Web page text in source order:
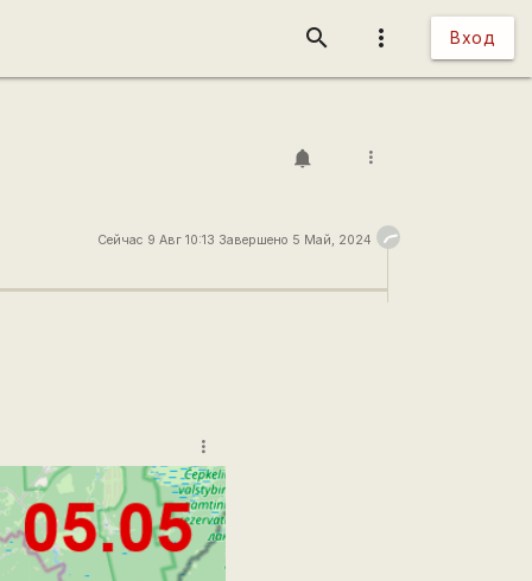
more_vert Вход
search
more_vert
Сейчас 9 Авг 10:13 Завершено 5 Май, 2024
more_vert